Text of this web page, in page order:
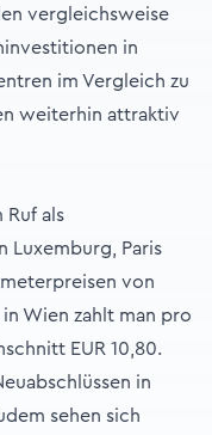
vergleichsweise
in
im Vergleich zu
weiterhin attraktiv
Ruf als
Luxemburg, Paris
von
Wien zahlt man pro
EUR 10,80.
in
sehen sich